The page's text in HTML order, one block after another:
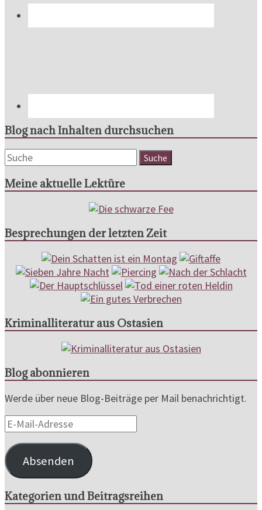
Blog nach Inhalten durchsuchen
Meine aktuelle Lektüre
Besprechungen der letzten Zeit
Kriminalliteratur aus Ostasien
Blog abonnieren
Werde über neue Blog-Beiträge per Mail benachrichtigt.
E-
Mail-
Adresse
Absenden
Kategorien und Beitragsreihen